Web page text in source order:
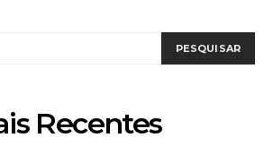
PESQUISAR
Recentes